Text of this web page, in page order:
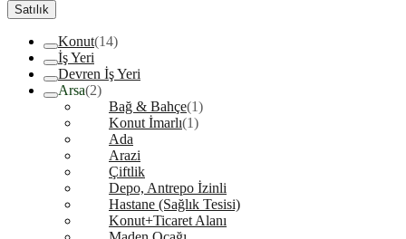
Satılık
Konut(14)
İş Yeri
Devren İş Yeri
Arsa(2)
Bağ & Bahçe(1)
Konut İmarlı(1)
Ada
Arazi
Çiftlik
Depo, Antrepo İzinli
Hastane (Sağlık Tesisi)
Konut+Ticaret Alanı